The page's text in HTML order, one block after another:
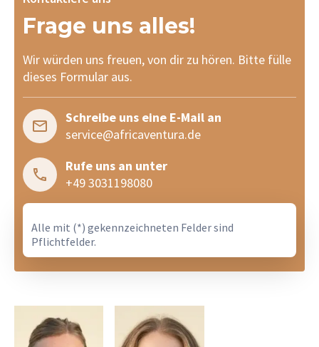
Wer
Frage uns alles!
Wir würden uns freuen, von dir zu hören. Bitte fülle
dieses Formular aus.
Schreibe uns eine E-Mail an
service@africaventura.de
Rufe uns an unter
+49 3031198080
Alle mit (*) gekennzeichneten Felder sind
Pflichtfelder.